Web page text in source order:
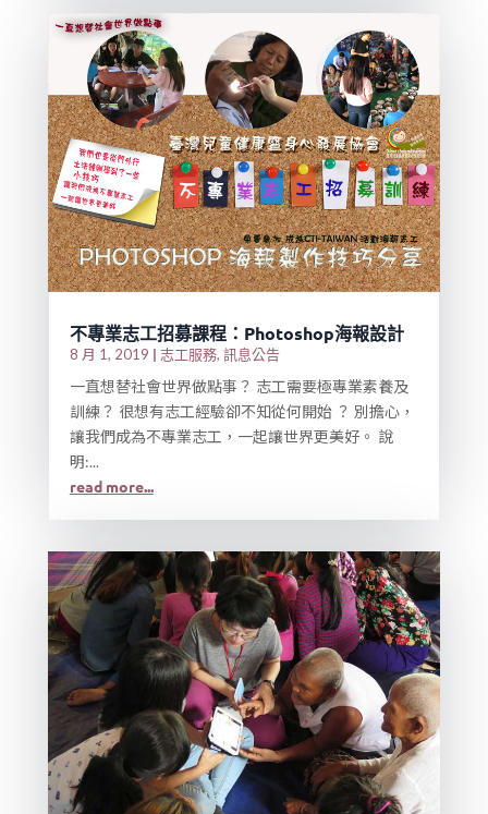
不專業志工招募課程：Photoshop海報設計
8 月 1, 2019 | 志工服務, 訊息公告
一直想替社會世界做點事？ 志工需要極專業素養及
訓練？ 很想有志工經驗卻不知從何開始 ？ 別擔心，
讓我們成為不專業志工，一起讓世界更美好。 說
明:...
read more...